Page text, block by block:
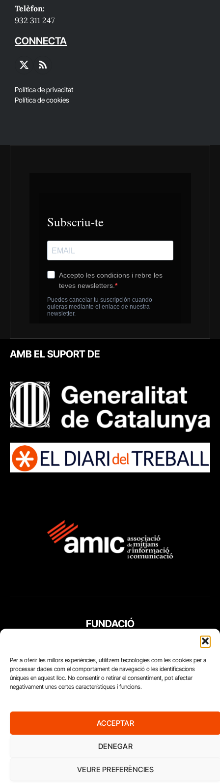
Per a oferir les millors experiències, utilitzem tecnologies com les cookies per a
processar dades com el comportament de navegació o les identificacions
úniques en aquest lloc. No consentir o retirar el consentiment, pot afectar
negativament unes certes característiques i funcions.
ACCEPTAR
DENEGAR
VEURE PREFERÈNCIES
Telèfon:
932 311 247
CONNECTA
X
RSS
Política de privacitat
Política de cookies
AMB EL SUPORT DE
FUNDACIÓ